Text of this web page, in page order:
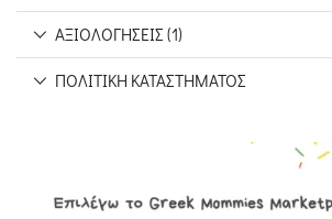
ΑΞΙΟΛΟΓΉΣΕΙΣ (1)
ΠΟΛΙΤΙΚΉ ΚΑΤΑΣΤΉΜΑΤΟΣ